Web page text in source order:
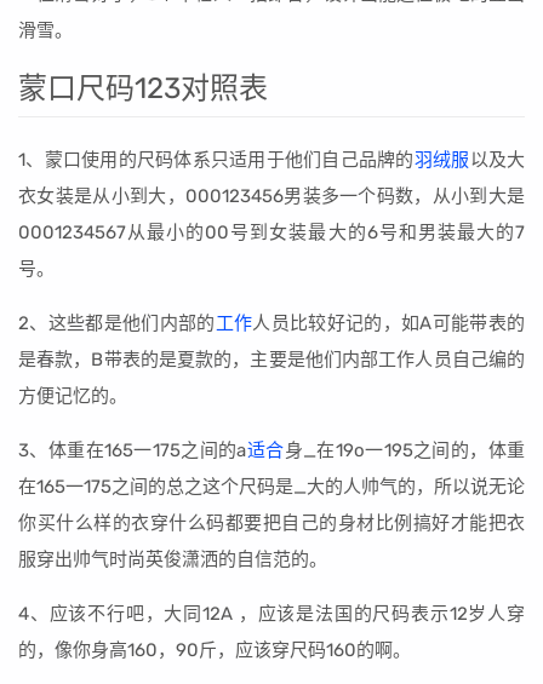
滑雪。
蒙口尺码123对照表
1、蒙口使用的尺码体系只适用于他们自己品牌的羽绒服以及大
衣女装是从小到大，000123456男装多一个码数，从小到大是
0001234567从最小的00号到女装最大的6号和男装最大的7
号。
2、这些都是他们内部的工作人员比较好记的，如A可能带表的
是春款，B带表的是夏款的，主要是他们内部工作人员自己编的
方便记忆的。
3、体重在165一175之间的a适合身_在19o一195之间的，体重
在165一175之间的总之这个尺码是_大的人帅气的，所以说无论
你买什么样的衣穿什么码都要把自己的身材比例搞好才能把衣
服穿出帅气时尚英俊潇洒的自信范的。
4、应该不行吧，大同12A ，应该是法国的尺码表示12岁人穿
的，像你身高160，90斤，应该穿尺码160的啊。